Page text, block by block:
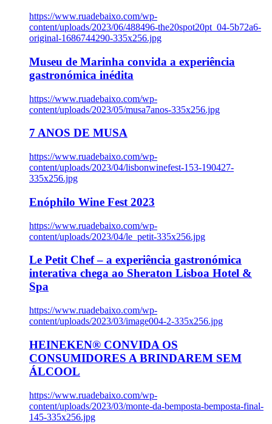
https://www.ruadebaixo.com/wp-
content/uploads/2023/06/488496-the20spot20pt_04-5b72a6-
original-1686744290-335x256.jpg
Museu de Marinha convida a experiência
gastronómica inédita
https://www.ruadebaixo.com/wp-
content/uploads/2023/05/musa7anos-335x256.jpg
7 ANOS DE MUSA
https://www.ruadebaixo.com/wp-
content/uploads/2023/04/lisbonwinefest-153-190427-
335x256.jpg
Enóphilo Wine Fest 2023
https://www.ruadebaixo.com/wp-
content/uploads/2023/04/le_petit-335x256.jpg
Le Petit Chef – a experiência gastronómica
interativa chega ao Sheraton Lisboa Hotel &
Spa
https://www.ruadebaixo.com/wp-
content/uploads/2023/03/image004-2-335x256.jpg
HEINEKEN® CONVIDA OS
CONSUMIDORES A BRINDAREM SEM
ÁLCOOL
https://www.ruadebaixo.com/wp-
content/uploads/2023/03/monte-da-bemposta-bemposta-final-
145-335x256.jpg